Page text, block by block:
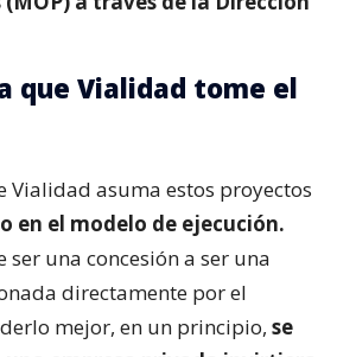
que Vialidad tome el
Vialidad asuma estos proyectos
en el modelo de ejecución.
ser una concesión a ser una
directamente por el
mejor, en un principio, se